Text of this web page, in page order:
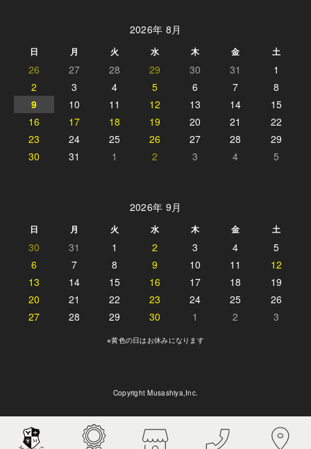
2026年 8月
日 月 火 水 木 金 土
26 27 28 29 30 31
1
2
3 4 5 6 7
8
9
10 11 12 13 14
15
16
17 18 19 20 21
22
23
24 25 26 27 28
29
30
31 1 2 3 4 5
2026年 9月
日 月 火 水 木 金 土
30 31 1 2 3 4
5
6
7 8 9 10 11
12
13
14 15 16 17 18
19
20
21 22 23 24 25
26
27
28 29 30 1 2 3
※黄色の日はお休みになります
Copyright Musashiya,Inc.